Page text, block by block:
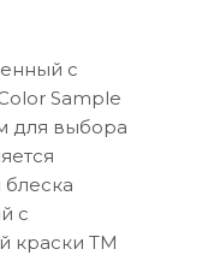
с
Sample
для выбора
с
краски ТМ